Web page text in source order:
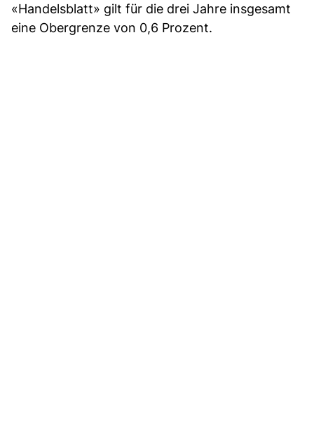
«Handelsblatt» gilt für die drei Jahre insgesamt
eine Obergrenze von 0,6 Prozent.